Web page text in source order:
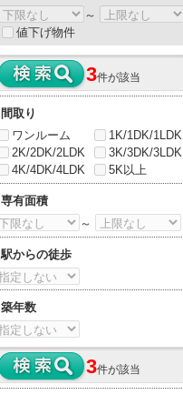
～
値下げ物件
3件が該当
間取り
ワンルーム
1K/1DK/1LDK
2K/2DK/2LDK
3K/3DK/3LDK
4K/4DK/4LDK
5K以上
専有面積
～
駅からの徒歩
築年数
3件が該当